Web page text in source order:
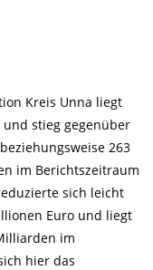
Kreis Unna liegt
stieg gegenüber
263
im Berichtszeitraum
sich leicht
Euro und liegt
im
hier das